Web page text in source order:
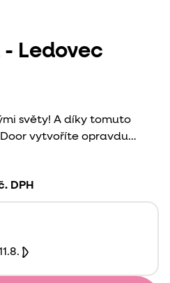
Ledovec
světy! A díky tomuto
vytvoříte opravdu
svých dětí.
DPH